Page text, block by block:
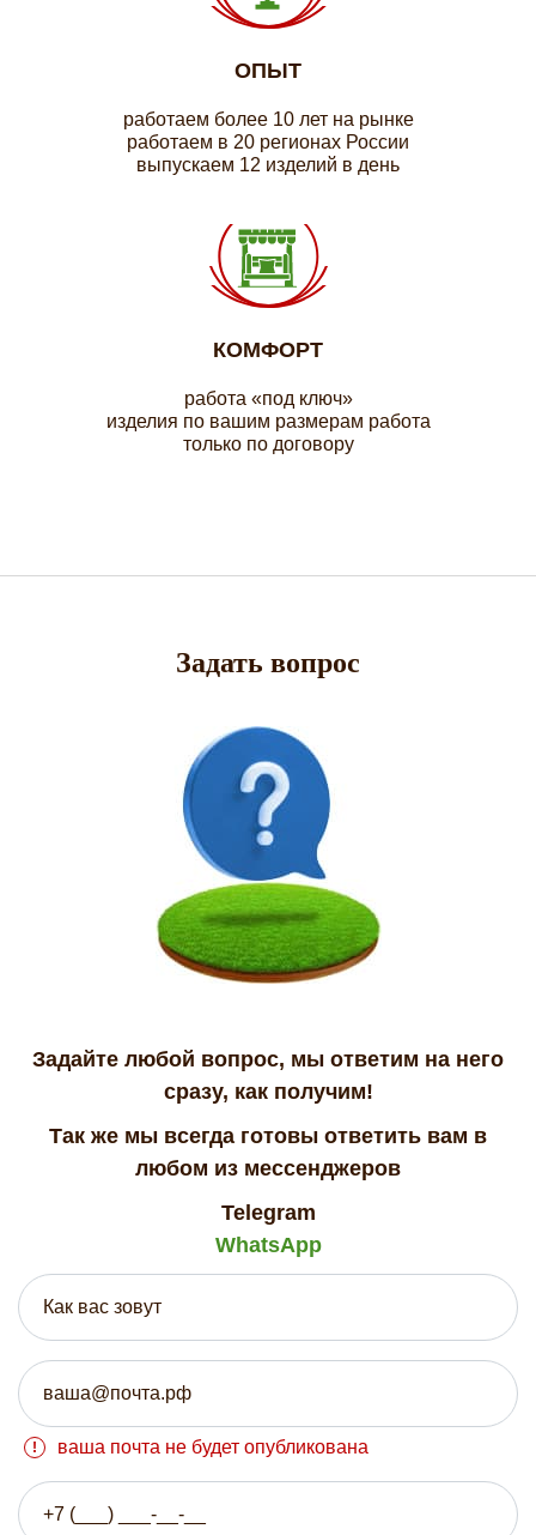
ОПЫТ
работаем более 10 лет на рынке
работаем в 20 регионах России
выпускаем 12 изделий в день
КОМФОРТ
работа «под ключ»
изделия по вашим размерам работа
только по договору
Задать вопрос
Задайте любой вопрос, мы ответим на него
сразу, как получим!
Так же мы всегда готовы ответить вам в
любом из мессенджеров
Telegram
WhatsApp
ваша почта не будет опубликована